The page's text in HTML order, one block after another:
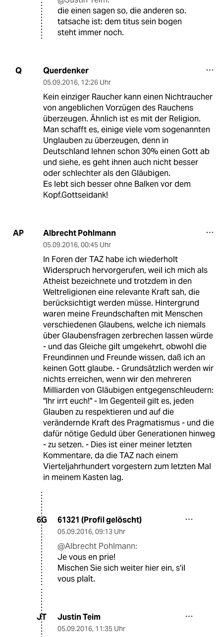
die einen sagen so, die anderen so.
tatsache ist: dem titus sein bogen
steht immer noch.
Q Querdenker
05.09.2016, 12:26 Uhr
Kein einziger Raucher kann einen Nichtraucher
von angeblichen Vorzügen des Rauchens
überzeugen. Ähnlich ist es mit der Religion.
Man schafft es, einige viele vom sogenannten
Unglauben zu überzeugen, denn in
Deutschland lehnen schon 30% einen Gott ab
und siehe, es geht ihnen auch nicht besser
oder schlechter als den Gläubigen.
Es lebt sich besser ohne Balken vor dem
Kopf.Gottseidank!
AP Albrecht Pohlmann
05.09.2016, 00:45 Uhr
In Foren der TAZ habe ich wiederholt
Widerspruch hervorgerufen, weil ich mich als
Atheist bezeichnete und trotzdem in den
Weltreligionen eine relevante Kraft sah, die
berücksichtigt werden müsse. Hintergrund
waren meine Freundschaften mit Menschen
verschiedenen Glaubens, welche ich niemals
über Glaubensfragen zerbrechen lassen würde
- und das Gleiche gilt umgekehrt, obwohl die
Freundinnen und Freunde wissen, daß ich an
keinen Gott glaube. - Grundsätzlich werden wir
nichts erreichen, wenn wir den mehreren
Milliarden von Gläubigen entgegenschleudern:
"Ihr irrt euch!" - Im Gegenteil gilt es, jeden
Glauben zu respektieren und auf die
verändernde Kraft des Pragmatismus - und die
dafür nötige Geduld über Generationen hinweg
- zu setzen. - Dies ist einer meiner letzten
Kommentare, da die TAZ nach einem
Vierteljahrhundert vorgestern zum letzten Mal
in meinem Kasten lag.
6G 61321 (Profil gelöscht)
05.09.2016, 09:13 Uhr
@Albrecht Pohlmann:
Je vous en prie!
Mischen Sie sich weiter hier ein, s'il
vous plaît.
JT Justin Teim
05.09.2016, 11:35 Uhr